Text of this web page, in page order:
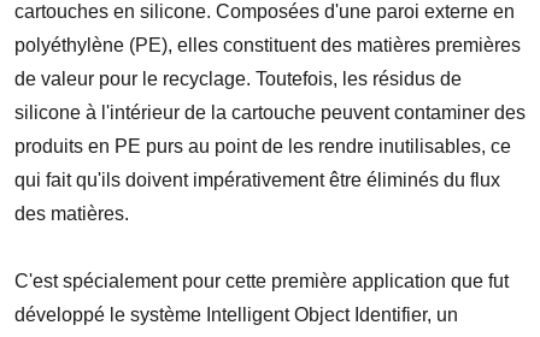
cartouches en silicone. Composées d'une paroi externe en
polyéthylène (PE), elles constituent des matières premières
de valeur pour le recyclage. Toutefois, les résidus de
silicone à l'intérieur de la cartouche peuvent contaminer des
produits en PE purs au point de les rendre inutilisables, ce
qui fait qu'ils doivent impérativement être éliminés du flux
des matières.
C'est spécialement pour cette première application que fut
développé le système Intelligent Object Identifier, un